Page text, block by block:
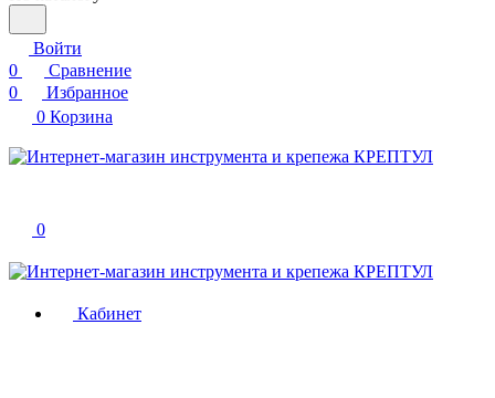
По каталогу
Войти
Сравнение
0 Корзина
0